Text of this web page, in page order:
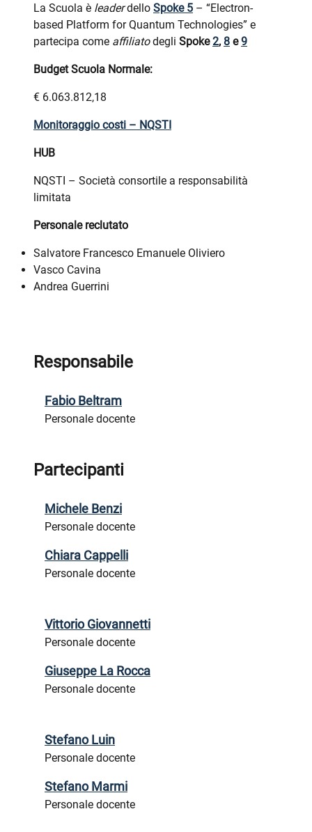
La Scuola è leaderdello Spoke 5 – “Electron-
based Platform for Quantum Technologies” e
partecipa come affiliatodegli Spoke2, 8 e9
Budget Scuola Normale:
€ 6.063.812,18
Monitoraggio costi – NQSTI
HUB
NQSTI – Società consortile a responsabilità
limitata
Personale reclutato
Salvatore Francesco Emanuele Oliviero
Vasco Cavina
Andrea Guerrini
Responsabile
Fabio Beltram
Personale docente
Partecipanti
Michele Benzi
Personale docente
Chiara Cappelli
Personale docente
Vittorio Giovannetti
Personale docente
Giuseppe La Rocca
Personale docente
Stefano Luin
Personale docente
Stefano Marmi
Personale docente